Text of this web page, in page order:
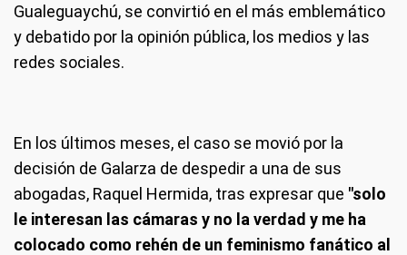
Gualeguaychú, se convirtió en el más emblemático
y debatido por la opinión pública, los medios y las
redes sociales.
En los últimos meses, el caso se movió por la
decisión de Galarza de despedir a una de sus
abogadas, Raquel Hermida, tras expresar que "solo
le interesan las cámaras y no la verdad y me ha
colocado como rehén de un feminismo fanático al